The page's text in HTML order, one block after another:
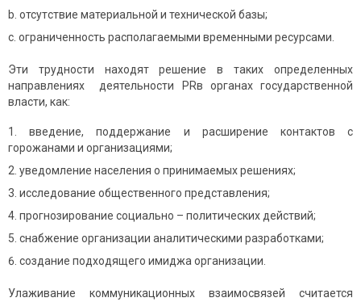
отсутcтвие материальной и технической базы;
ограниченность располагаемыми временными ресурсами.
Эти трудности находят решение в таких определенных
направлениях деятельности PRв органах государственной
власти, как:
введение, поддержание и расширение контактов с
горожанами и организациями;
уведомление населения о принимаемых решениях;
исследование общественного представления;
прогнозирование социально – политических действий;
снабжение организации аналитическими разработками;
создание подходящего имиджа организации.
Улаживание коммуникационных взаимосвязей считается